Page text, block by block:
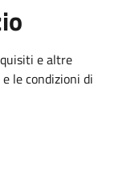
e altre
le condizioni di